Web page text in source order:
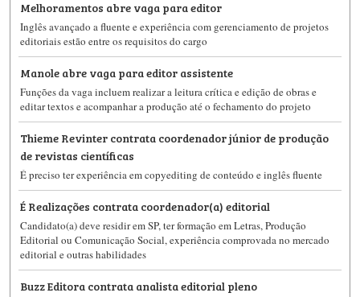
Melhoramentos abre vaga para editor
Inglês avançado a fluente e experiência com gerenciamento de projetos
editoriais estão entre os requisitos do cargo
Manole abre vaga para editor assistente
Funções da vaga incluem realizar a leitura crítica e edição de obras e
editar textos e acompanhar a produção até o fechamento do projeto
Thieme Revinter contrata coordenador júnior de produção
de revistas científicas
É preciso ter experiência em copyediting de conteúdo e inglês fluente
É Realizações contrata coordenador(a) editorial
Candidato(a) deve residir em SP, ter formação em Letras, Produção
Editorial ou Comunicação Social, experiência comprovada no mercado
editorial e outras habilidades
Buzz Editora contrata analista editorial pleno